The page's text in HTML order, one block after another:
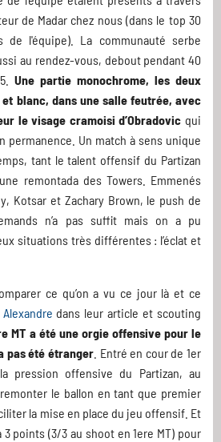
de Madar chez nous (dans le top 30
de l'équipe). La communauté serbe
au rendez-vous, debout pendant 40
Une partie monochrome, les deux
blanc, dans une salle feutrée, avec
le visage cramoisi d’Obradovic qui
permanence. Un match à sens unique
tant le talent offensif du Partizan
remontada des Towers. Emmenés
Kotsar et Zachary Brown, le push de
n’a pas suffit mais on a pu
situations très différentes : l’éclat et
ce qu’on a vu ce jour là et ce
Alexandre dans leur article et scouting
MT a été une orgie offensive pour le
pas été étranger . Entré en cour de 1er
pression offensive du Partizan, au
le ballon en tant que premier
la mise en place du jeu offensif. Et
points (3/3 au shoot en 1ere MT) pour